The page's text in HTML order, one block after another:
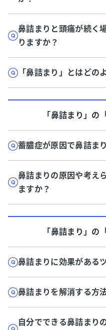
鼻詰まりと頭痛が続く
りますか？
「鼻詰まり」とはどの
「鼻詰まり」 の
蓄膿症が原因で鼻詰ま
鼻詰まりの原因や考え
ますか？
「鼻詰まり」 の
鼻詰まりに効果がある
鼻詰まりを解消する方
自分でできる鼻詰まり